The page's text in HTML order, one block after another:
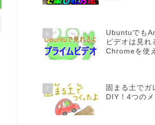
6
Ubuntuでも
ビデオは見れ
Chromeを使
7
固まる土でガ
DIY！4つのメ